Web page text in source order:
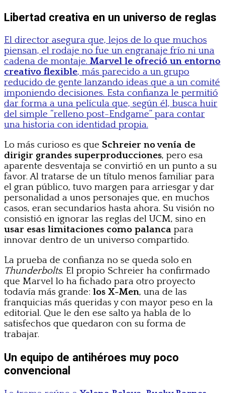
Libertad creativa en un universo de reglas
El director asegura que, lejos de lo que muchos
piensan, el rodaje no fue un engranaje frío ni una
cadena de montaje. Marvel le ofreció un entorno
creativo flexible, más parecido a un grupo
reducido de gente lanzando ideas que a un comité
imponiendo decisiones. Esta confianza le permitió
dar forma a una película que, según él, busca huir
del simple “relleno post-Endgame” para contar
una historia con identidad propia.
Lo más curioso es que Schreier no venía de
dirigir grandes superproducciones, pero esa
aparente desventaja se convirtió en un punto a su
favor. Al tratarse de un título menos familiar para
el gran público, tuvo margen para arriesgar y dar
personalidad a unos personajes que, en muchos
casos, eran secundarios hasta ahora. Su visión no
consistió en ignorar las reglas del UCM, sino en
usar esas limitaciones como palanca para
innovar dentro de un universo compartido.
La prueba de confianza no se queda solo en
Thunderbolts. El propio Schreier ha confirmado
que Marvel lo ha fichado para otro proyecto
todavía más grande: los X-Men, una de las
franquicias más queridas y con mayor peso en la
editorial. Que le den ese salto ya habla de lo
satisfechos que quedaron con su forma de
trabajar.
Un equipo de antihéroes muy poco
convencional